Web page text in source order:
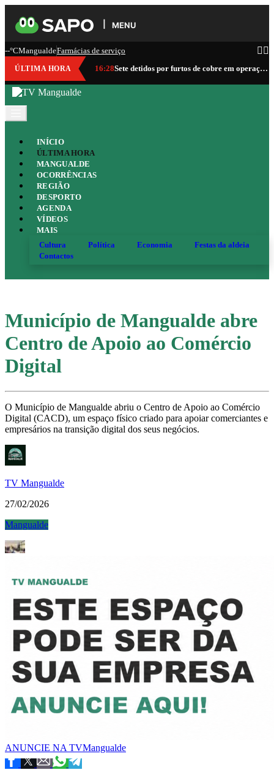
MENU
--°CMangualdeFarmácias de serviço
ÚLTIMA HORA 16:28 Sete detidos por furtos de cobre em operação da GNR que abrangeu Mangualde
INÍCIO
ÚLTIMA HORA
MANGUALDE
OCORRÊNCIAS
REGIÃO
DESPORTO
AGENDA
VÍDEOS
MAIS
Cultura
Política Economia
Festas da aldeia
Contactos
Município de Mangualde abre
Centro de Apoio ao Comércio
Digital
O Município de Mangualde abriu o Centro de Apoio ao Comércio
Digital (CACD), um espaço físico criado para apoiar comerciantes e
empresários na transição digital dos seus negócios.
TV Mangualde
27/02/2026
Mangualde
ANUNCIE NA TVMangualde